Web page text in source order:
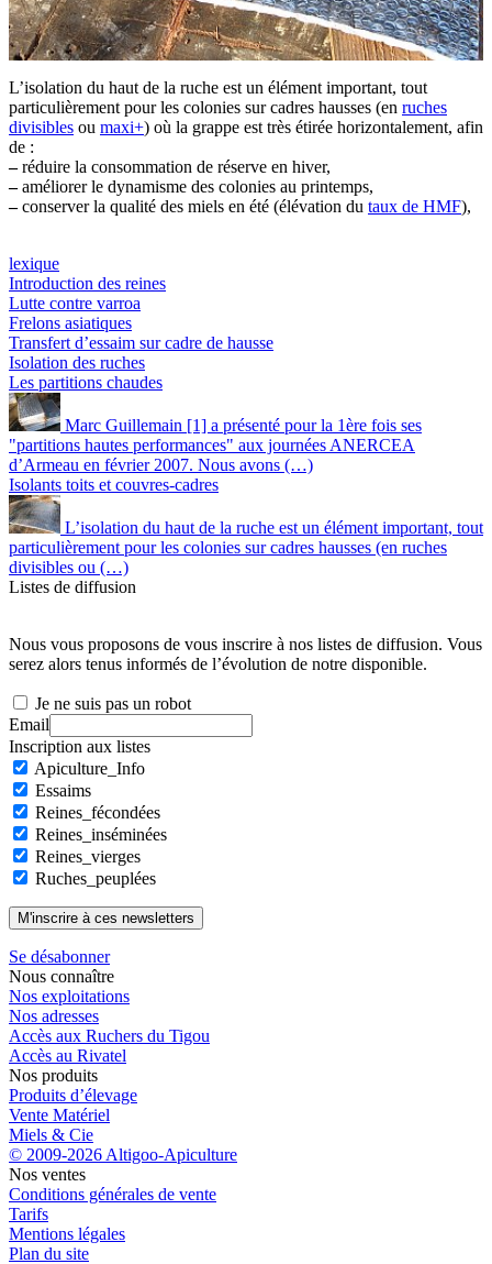
L’isolation du haut de la ruche est un élément important, tout
particulièrement pour les colonies sur cadres hausses (en ruches
divisibles ou maxi+) où la grappe est très étirée horizontalement, afin
de :
–réduire la consommation de réserve en hiver,
–améliorer le dynamisme des colonies au printemps,
–conserver la qualité des miels en été (élévation du taux de HMF),
lexique
Introduction des reines
Lutte contre varroa
Frelons asiatiques
Transfert d’essaim sur cadre de hausse
Isolation des ruches
Les partitions chaudes
Marc Guillemain [1] a présenté pour la 1ère fois ses
"partitions hautes performances" aux journées ANERCEA
d’Armeau en février 2007. Nous avons (…)
Isolants toits et couvres-cadres
L’isolation du haut de la ruche est un élément important, tout
particulièrement pour les colonies sur cadres hausses (en ruches
divisibles ou (…)
Listes de diffusion
Nous vous proposons de vous inscrire à nos listes de diffusion. Vous
serez alors tenus informés de l’évolution de notre disponible.
Je ne suis pas un robot
Email
Inscription aux listes
Apiculture_Info
Essaims
Reines_fécondées
Reines_inséminées
Reines_vierges
Ruches_peuplées
Se désabonner
Nous connaître
Nos exploitations
Nos adresses
Accès aux Ruchers du Tigou
Accès au Rivatel
Nos produits
Produits d’élevage
Vente Matériel
Miels & Cie
© 2009-2026 Altigoo-Apiculture
Nos ventes
Conditions générales de vente
Tarifs
Mentions légales
Plan du site